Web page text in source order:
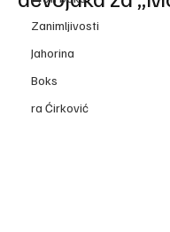
Zanimljivosti
Jahorina
Boks
ra Ćirković